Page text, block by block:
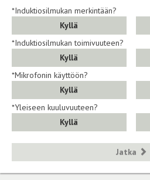
*Induktiosilmukan merkintään?
Kyllä
*Induktiosilmukan toimivuuteen?
Kyllä
*Mikrofonin käyttöön?
Kyllä
*Yleiseen kuuluvuuteen?
Kyllä
Jatka